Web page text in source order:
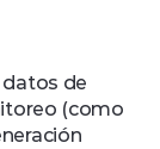
datos de
(como